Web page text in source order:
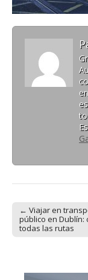
Post navigation
← Viajar en
público en Dublín:
todas las rutas